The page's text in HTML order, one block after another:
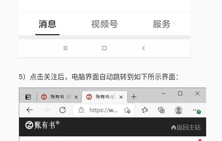
5）点击关注后，电脑界面自动跳转到如下所示界面：